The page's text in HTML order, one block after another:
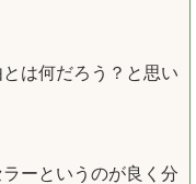
は何だろう？と思い
ーというのが良く分